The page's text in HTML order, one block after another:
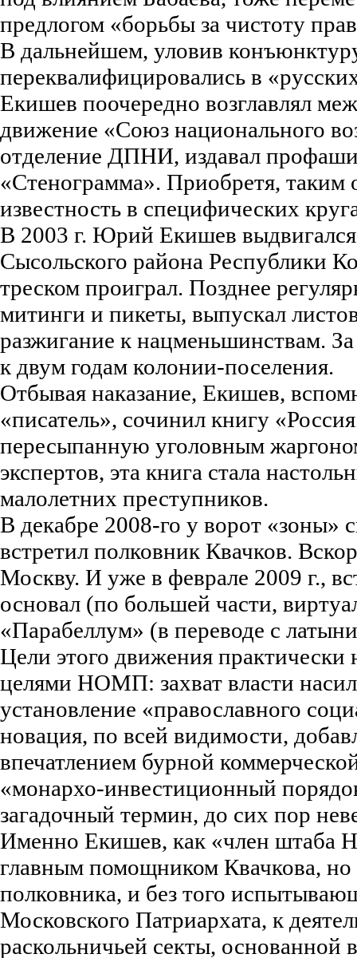
предлогом «борьбы за чистоту
В дальнейшем, уловив
переквалифицировались в
Екишев поочередно возглавлял
движение «Союз национального
отделение ДПНИ, издавал
«Стенограмма». Приобретя, таким
известность в специфических
В 2003 г. Юрий Екишев выдвигался
Сысольского района Республики
треском проиграл. Позднее
митинги и пикеты, выпускал
разжигание к нацменьшинствам.
к двум годам колонии-поселения.
Отбывая наказание, Екишев,
«писатель», сочинил книгу
пересыпанную уголовным
экспертов, эта книга стала
малолетних преступников.
В декабре 2008-го у ворот «зоны»
встретил полковник Квачков.
Москву. И уже в феврале 2009 г.,
основал (по большей части,
«Парабеллум» (в переводе с
Цели этого движения практически
целями НОМП: захват власти
установление «православного
новация, по всей видимости,
впечатлением бурной
«монархо-инвестиционный
загадочный термин, до сих пор
Именно Екишев, как «член штаба
главным помощником Квачкова,
полковника, и без того
Московского Патриархата, к
раскольничьей секты,